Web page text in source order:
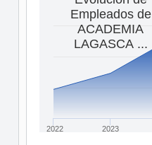
Empleados de
ACADEMIA
LAGASCA ...
2022 2023